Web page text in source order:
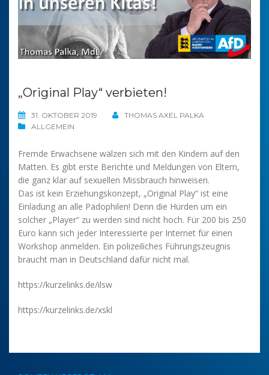
„Original Play“ verbieten!
31. OKTOBER 2019
THOMAS AXEL PALKA
ALLGEMEIN
Fremde Erwachsene wälzen sich mit den Kindern auf den
Matten. Es gibt erste Berichte und Meldungen von Eltern,
die ganz klar auf sexuellen Missbrauch hinweisen.
Das ist kein Erziehungskonzept, „Original Play“ ist eine
Einladung an alle Pädophilen! Denn die Hürden um ein
solcher „Player“ zu werden sind nicht hoch. Für 200 bis 250
Euro kann sich jeder Interessierte per Internet für einen
Workshop anmelden. Ein polizeiliches Führungszeugnis
braucht man in Deutschland dafür nicht mal.
https://kurzelinks.de/ilsw
https://kurzelinks.de/xskl